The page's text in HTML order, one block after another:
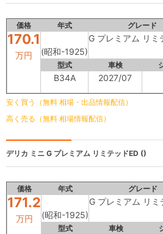
価格 年式 グレード
170.1
万円 (昭和-1925)
G プレミアム リミ
型式 車検
B34A 2027/07
安く買う（無料 相場・出品情報配信）
高く売る（無料 相場情報配信）
デリカ ミニ G プレミアム リミテッドED ()
価格 年式 グレード
171.2
万円 (昭和-1925)
G プレミアム リミ
型式 車検